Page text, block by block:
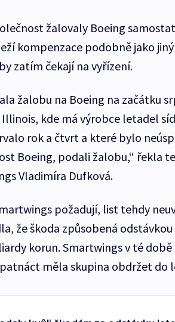
žalovaly Boeing
kompenzace podobně jako
zatím čekají na vyřízení.
žalobu na Boeing na začátku
kde má výrobce letadel
rok a čtvrt a které bylo
Boeing, podali žalobu,“ řekla
Vladimíra Dufková.
požadují, list tehdy
že škoda způsobená
korun. Smartwings v té
měla skupina obdržet do